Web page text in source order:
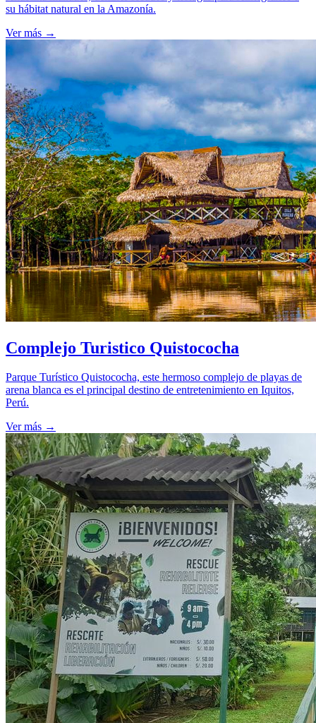
su hábitat natural en la Amazonía.
Ver más →
Complejo Turistico Quistococha
Parque Turístico Quistococha, este hermoso complejo de playas de
arena blanca es el principal destino de entretenimiento en Iquitos,
Perú.
Ver más →